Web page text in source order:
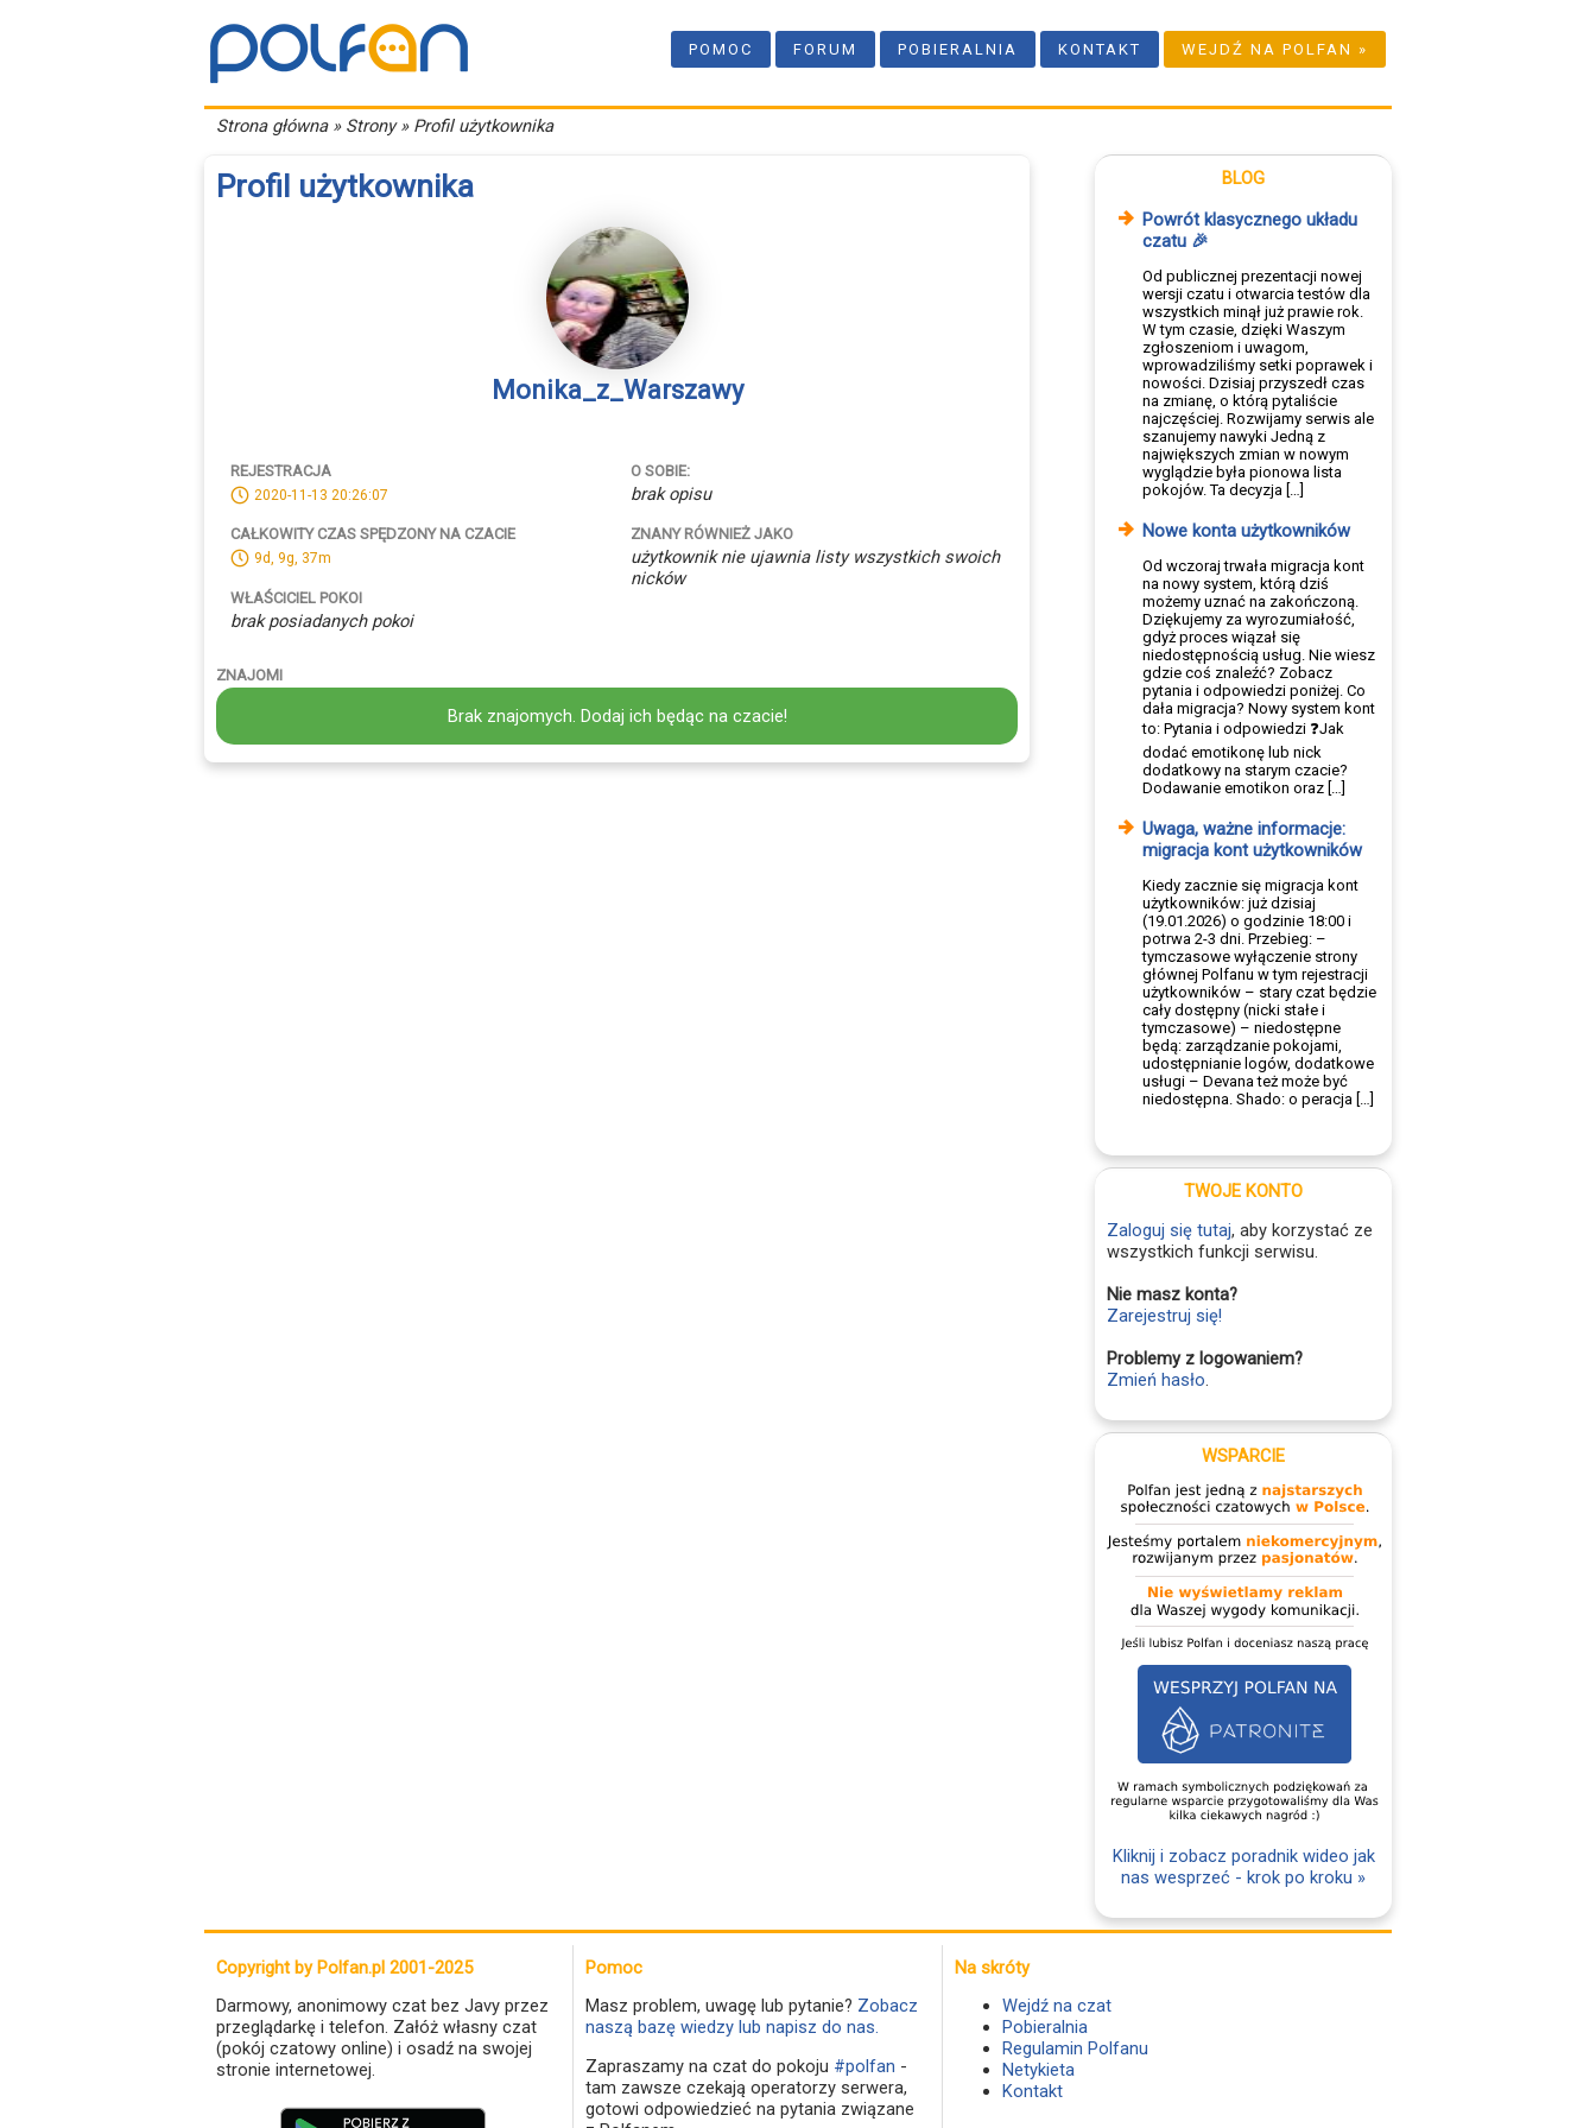
POMOC FORUM POBIERALNIA KONTAKT WEJDŹ NA POLFAN »
Strona główna» Strony » Profil użytkownika
Profil użytkownika
Monika_z_Warszawy
REJESTRACJA
2020-11-13 20:26:07
CAŁKOWITY CZAS SPĘDZONY NA CZACIE
9d, 9g, 37m
WŁAŚCICIEL POKOI
brak posiadanych pokoi
O SOBIE:
brak opisu
ZNANY RÓWNIEŻ JAKO
użytkownik nie ujawnia listy wszystkich swoich
nicków
ZNAJOMI
Brak znajomych. Dodaj ich będąc na czacie!
BLOG
Powrót klasycznego układu
czatu 🎉
Od publicznej prezentacji nowej
wersji czatu i otwarcia testów dla
wszystkich minął już prawie rok.
W tym czasie, dzięki Waszym
zgłoszeniom i uwagom,
wprowadziliśmy setki poprawek i
nowości. Dzisiaj przyszedł czas
na zmianę, o którą pytaliście
najczęściej. Rozwijamy serwis ale
szanujemy nawyki Jedną z
największych zmian w nowym
wyglądzie była pionowa lista
pokojów. Ta decyzja […]
Nowe konta użytkowników
Od wczoraj trwała migracja kont
na nowy system, którą dziś
możemy uznać na zakończoną.
Dziękujemy za wyrozumiałość,
gdyż proces wiązał się
niedostępnością usług. Nie wiesz
gdzie coś znaleźć? Zobacz
pytania i odpowiedzi poniżej. Co
dała migracja? Nowy system kont
to: Pytania i odpowiedzi ❓Jak
dodać emotikonę lub nick
dodatkowy na starym czacie?
Dodawanie emotikon oraz […]
Uwaga, ważne informacje:
migracja kont użytkowników
Kiedy zacznie się migracja kont
użytkowników: już dzisiaj
(19.01.2026) o godzinie 18:00 i
potrwa 2-3 dni. Przebieg: –
tymczasowe wyłączenie strony
głównej Polfanu w tym rejestracji
użytkowników – stary czat będzie
cały dostępny (nicki stałe i
tymczasowe) – niedostępne
będą: zarządzanie pokojami,
udostępnianie logów, dodatkowe
usługi – Devana też może być
niedostępna. Shado: o peracja […]
TWOJE KONTO
Zaloguj się tutaj, aby korzystać ze
wszystkich funkcji serwisu.
Nie masz konta?
Zarejestruj się!
Problemy z logowaniem?
Zmień hasło.
WSPARCIE
Kliknij i zobacz poradnik wideo jak
nas wesprzeć - krok po kroku »
Copyright by Polfan.pl 2001-2025
Darmowy, anonimowy czat bez Javy przez
przeglądarkę i telefon. Załóż własny czat
(pokój czatowy online) i osadź na swojej
stronie internetowej.
Pomoc
Masz problem, uwagę lub pytanie? Zobacz
naszą bazę wiedzy lub napisz do nas.
Zapraszamy na czat do pokoju #polfan -
tam zawsze czekają operatorzy serwera,
gotowi odpowiedzieć na pytania związane
Na skróty
Wejdź na czat
Pobieralnia
Regulamin Polfanu
Netykieta
Kontakt